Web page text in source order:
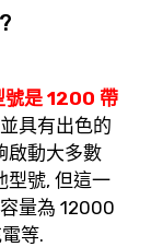
?
是 1200 帶
具有出色的
啟動大多數
號, 但這一
量為 12000
等.